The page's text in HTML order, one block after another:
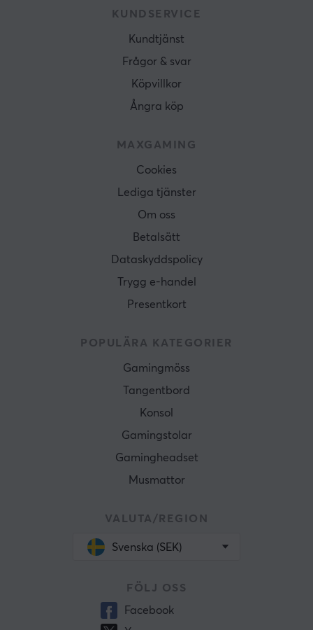
KUNDSERVICE
Kundtjänst
Frågor & svar
Köpvillkor
Ångra köp
MAXGAMING
Cookies
Lediga tjänster
Om oss
Betalsätt
Dataskyddspolicy
Trygg e-handel
Presentkort
POPULÄRA KATEGORIER
Gamingmöss
Tangentbord
Konsol
Gamingstolar
Gamingheadset
Musmattor
VALUTA/REGION
Svenska (SEK)
FÖLJ OSS
Facebook